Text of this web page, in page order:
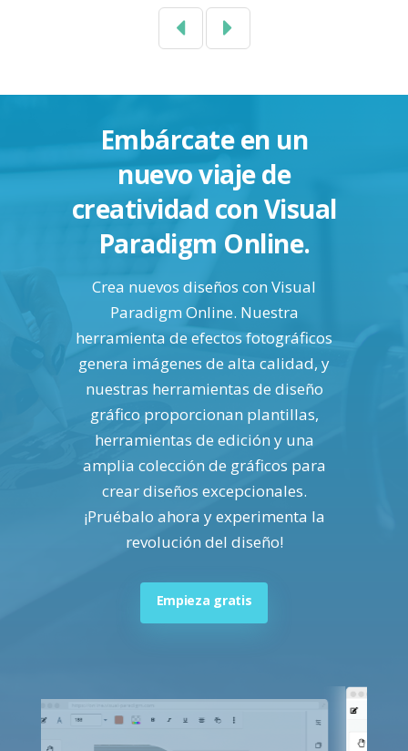
PreviousNext
Embárcate en un
nuevo viaje de
creatividad con Visual
Paradigm Online.
Crea nuevos diseños con Visual
Paradigm Online. Nuestra
herramienta de efectos fotográficos
genera imágenes de alta calidad, y
nuestras herramientas de diseño
gráfico proporcionan plantillas,
herramientas de edición y una
amplia colección de gráficos para
crear diseños excepcionales.
¡Pruébalo ahora y experimenta la
revolución del diseño!
Empieza gratis